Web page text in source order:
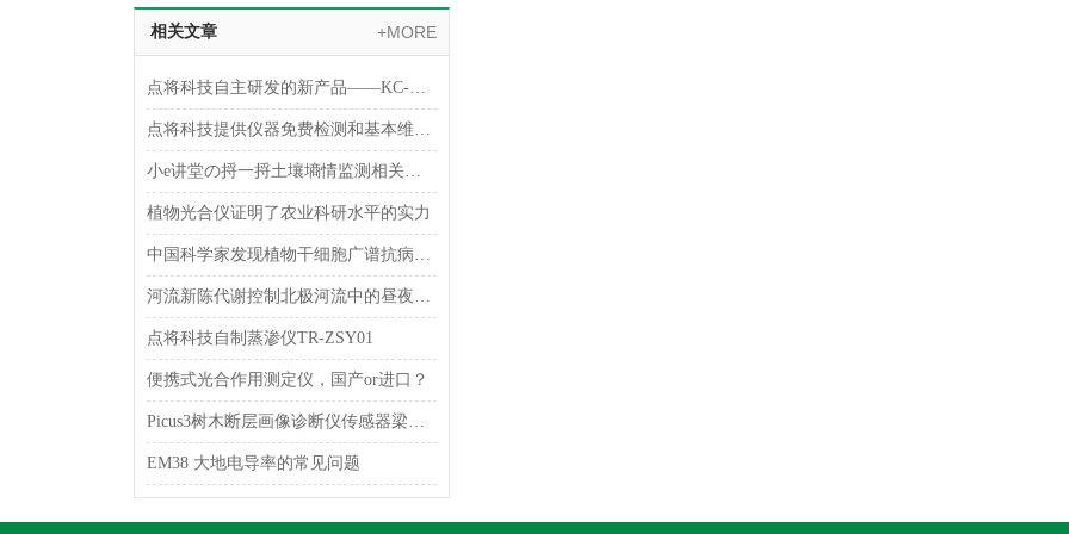
相关文章 +MORE
点将科技自主研发的新产品——KC-WT01 昆虫风洞观测系统成功验收
点将科技提供仪器免费检测和基本维护的通知（二）
小e讲堂の捋一捋土壤墒情监测相关的几个关键概念!
植物光合仪证明了农业科研水平的实力
中国科学家发现植物干细胞广谱抗病毒机制
河流新陈代谢控制北极河流中的昼夜模式和二氧化碳逃逸
点将科技自制蒸渗仪TR-ZSY01
便携式光合作用测定仪，国产or进口？
Picus3树木断层画像诊断仪传感器梁式检测方法
EM38 大地电导率的常见问题